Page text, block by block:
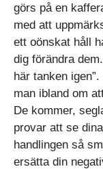
görs på en
med att
ett oönskat håll
dig förändra
här tanken
man ibland om
De kommer,
provar att se
handlingen så
ersätta din